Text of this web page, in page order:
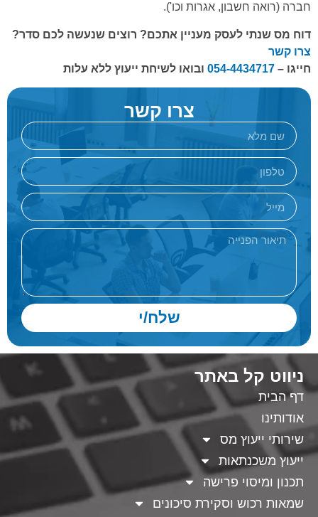
צרו קשר
שלח/י
חברה (רואה חשבון, אגרות וכו').
דוח מס שנתי לעסק מעניין אתכם? רוצים שנעשה לכם סדר?
צרו קשר
חייגו – 054-4434717 ובואו לשיחת ייעוץ ללא עלות
ניווט קל באתר
דף הבית
אודותינו
שירותי ייעוץ מס
ייעוץ משכנתאות
תכנון ומיסוי פרישה
שמאות רכוש וסקירת סיכונים